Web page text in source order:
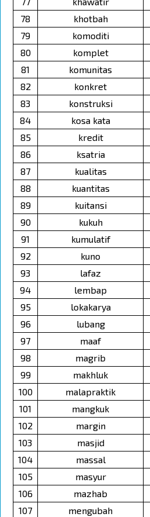
78
khotbah
79
komoditi
80
komplet
81
komunitas
82
konkret
83
konstruksi
84
kosa kata
85
kredit
86
ksatria
87
kualitas
88
kuantitas
89
kuitansi
90
kukuh
91
kumulatif
92
kuno
93
lafaz
94
lembap
95
lokakarya
96
lubang
97
maaf
98
magrib
99
makhluk
100
malapraktik
101
mangkuk
102
margin
103
masjid
104
massal
105
masyur
106
mazhab
107
mengubah